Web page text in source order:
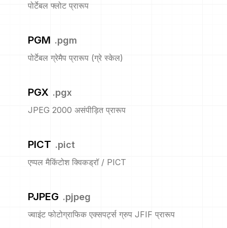
पोर्टेबल फ्लोट प्रारूप
PGM .pgm
पोर्टेबल ग्रेमैप प्रारूप (ग्रे स्केल)
PGX .pgx
JPEG 2000 असंपीड़ित प्रारूप
PICT .pict
एप्पल मैकिंटोश क्विकड्रॉ / PICT
PJPEG .pjpeg
ज्वाइंट फोटोग्राफिक एक्सपर्ट्स ग्रुप JFIF प्रारूप